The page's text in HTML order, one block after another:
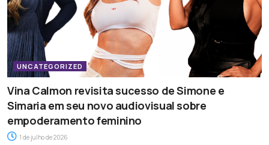
UNCATEGORIZED
Vina Calmon revisita sucesso de Simone e
Simaria em seu novo audiovisual sobre
empoderamento feminino
1 de julho de 2026